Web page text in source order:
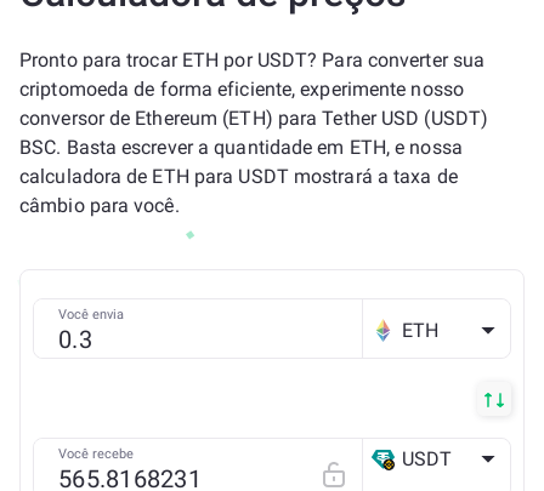
Pronto para trocar ETH por USDT? Para converter sua
criptomoeda de forma eficiente, experimente nosso
conversor de Ethereum (ETH) para Tether USD (USDT)
BSC. Basta escrever a quantidade em ETH, e nossa
calculadora de ETH para USDT mostrará a taxa de
câmbio para você.
Você envia
ETH
Você recebe USDT